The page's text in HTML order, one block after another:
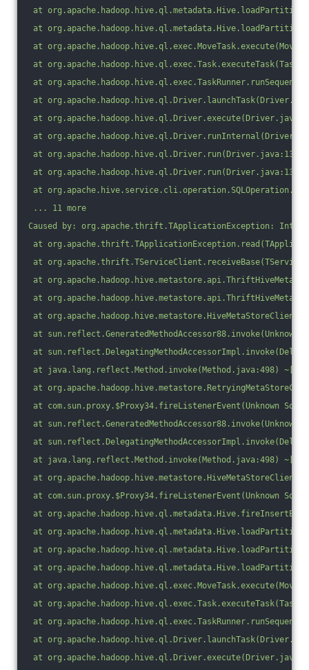
at
at
at
at
at
at
at
at
at
at
at
... 11 more
Caused by: org.apache.thrift.TApplicationException:
at
at
at
at
at
at sun.reflect.GeneratedMethodAccessor88.invoke(Unknown
at
at java.lang.reflect.Method.invoke(Method.java:498)
at
at com.sun.proxy.$Proxy34.fireListenerEvent(Unknown
at sun.reflect.GeneratedMethodAccessor88.invoke(Unknown
at
at java.lang.reflect.Method.invoke(Method.java:498)
at
at com.sun.proxy.$Proxy34.fireListenerEvent(Unknown
at
at
at
at
at
at
at
at
at